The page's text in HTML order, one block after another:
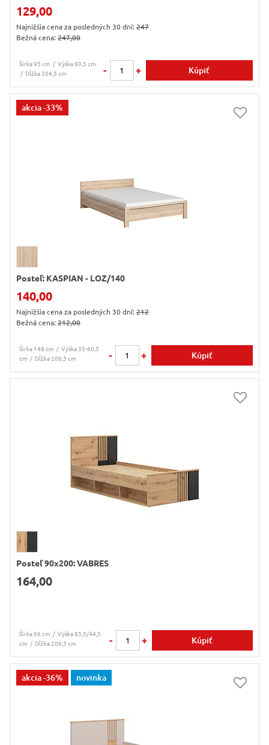
129,00
Najnižšia cena za posledných 30 dní: 247
Bežná cena: 247,00
Šírka 95 cm
Výška 80,5 cm
Dĺžka 204,5 cm
- + Kúpiť
akcia-33%
Posteľ: KASPIAN - LOZ/140
140,00
Najnižšia cena za posledných 30 dní: 212
Bežná cena: 212,00
Šírka 148 cm
Výška 35-60,5
cm
Dĺžka 206,5 cm - + Kúpiť
Posteľ 90x200: VABRES
164,00
Šírka 96 cm
Výška 85,5/44,5
cm
Dĺžka 206,5 cm - + Kúpiť
akcia-36% novinka